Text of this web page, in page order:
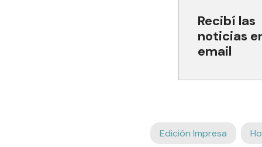
Recibí las
noticias
email
Edición Impresa